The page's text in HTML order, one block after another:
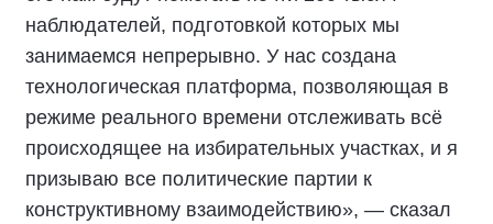
наблюдателей, подготовкой которых мы
занимаемся непрерывно. У нас создана
технологическая платформа, позволяющая в
режиме реального времени отслеживать всё
происходящее на избирательных участках, и я
призываю все политические партии к
конструктивному взаимодействию», — сказал